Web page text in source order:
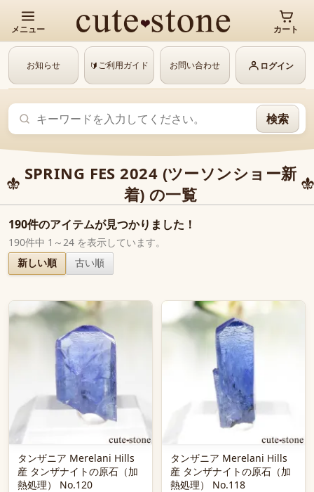
メニュー カート
お知らせ 🔰ご利用ガイド お問い合わせ ログイン
検索
SPRING FES 2024 (ツーソンショー新
着) の一覧
190件のアイテムが見つかりました！
190件中 1～24 を表示しています。
新しい順
古い順
タンザニア Merelani Hills
産 タンザナイトの原石（加
熱処理） No.120
タンザニア Merelani Hills
産 タンザナイトの原石（加
熱処理） No.118